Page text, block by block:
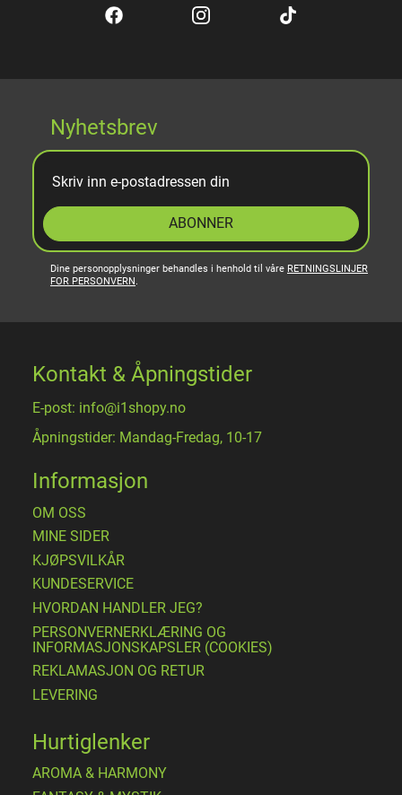
Nyhetsbrev
ABONNER
Dine personopplysninger behandles i henhold til våre RETNINGSLINJER
FOR PERSONVERN.
Kontakt & Åpningstider
E-post: info@i1shopy.no
Åpningstider: Mandag-Fredag, 10-17
Informasjon
OM OSS
MINE SIDER
​KJØPSVILKÅR
KUNDESERVICE
HVORDAN HANDLER JEG?
PERSONVERNERKLÆRING OG
INFORMASJONSKAPSLER (COOKIES)
REKLAMASJON OG RETUR
LEVERING
Hurtiglenker
AROMA & HARMONY